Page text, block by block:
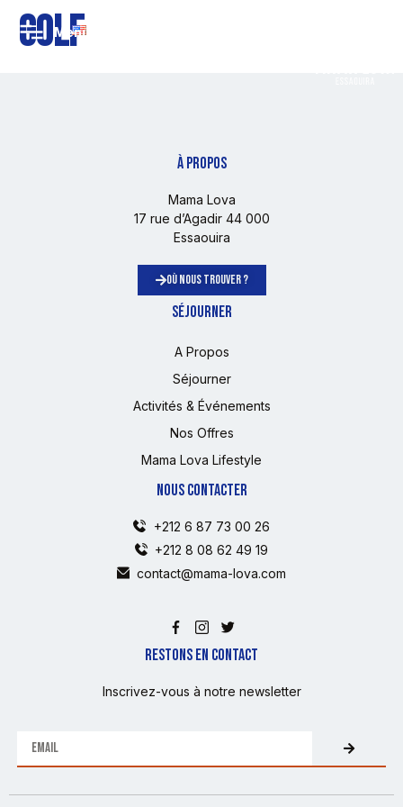
Golf
À PROPOS
Mama Lova
17 rue d’Agadir 44 000
Essaouira
OÙ NOUS TROUVER ?
SÉJOURNER
A Propos
Séjourner
Activités & Événements
Nos Offres
Mama Lova Lifestyle
NOUS CONTACTER
+212 6 87 73 00 26
+212 8 08 62 49 19
contact@mama-lova.com
RESTONS EN CONTACT
Inscrivez-vous à notre newsletter